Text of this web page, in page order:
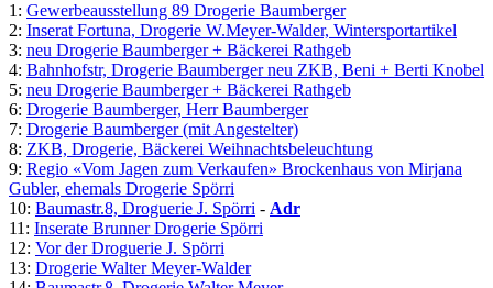
1: Gewerbeausstellung 89 Drogerie Baumberger
2: Inserat Fortuna, Drogerie W.Meyer-Walder, Wintersportartikel
3: neu Drogerie Baumberger + Bäckerei Rathgeb
4: Bahnhofstr, Drogerie Baumberger neu ZKB, Beni + Berti Knobel
5: neu Drogerie Baumberger + Bäckerei Rathgeb
6: Drogerie Baumberger, Herr Baumberger
7: Drogerie Baumberger (mit Angestelter)
8: ZKB, Drogerie, Bäckerei Weihnachtsbeleuchtung
9: Regio «Vom Jagen zum Verkaufen» Brockenhaus von Mirjana
Gubler, ehemals Drogerie Spörri
10: Baumastr.8, Droguerie J. Spörri - Adr
11: Inserate Brunner Drogerie Spörri
12: Vor der Droguerie J. Spörri
13: Drogerie Walter Meyer-Walder